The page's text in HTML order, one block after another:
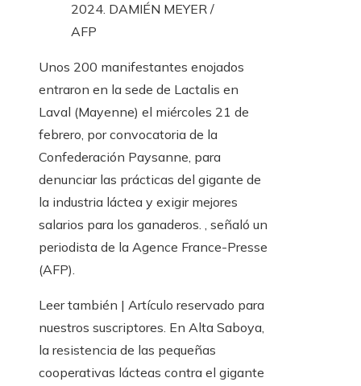
2024. DAMIÉN MEYER /
AFP
Unos 200 manifestantes enojados
entraron en la sede de Lactalis en
Laval (Mayenne) el miércoles 21 de
febrero, por convocatoria de la
Confederación Paysanne, para
denunciar las prácticas del gigante de
la industria láctea y exigir mejores
salarios para los ganaderos. , señaló un
periodista de la Agence France-Presse
(AFP).
Leer también | Artículo reservado para
nuestros suscriptores. En Alta Saboya,
la resistencia de las pequeñas
cooperativas lácteas contra el gigante